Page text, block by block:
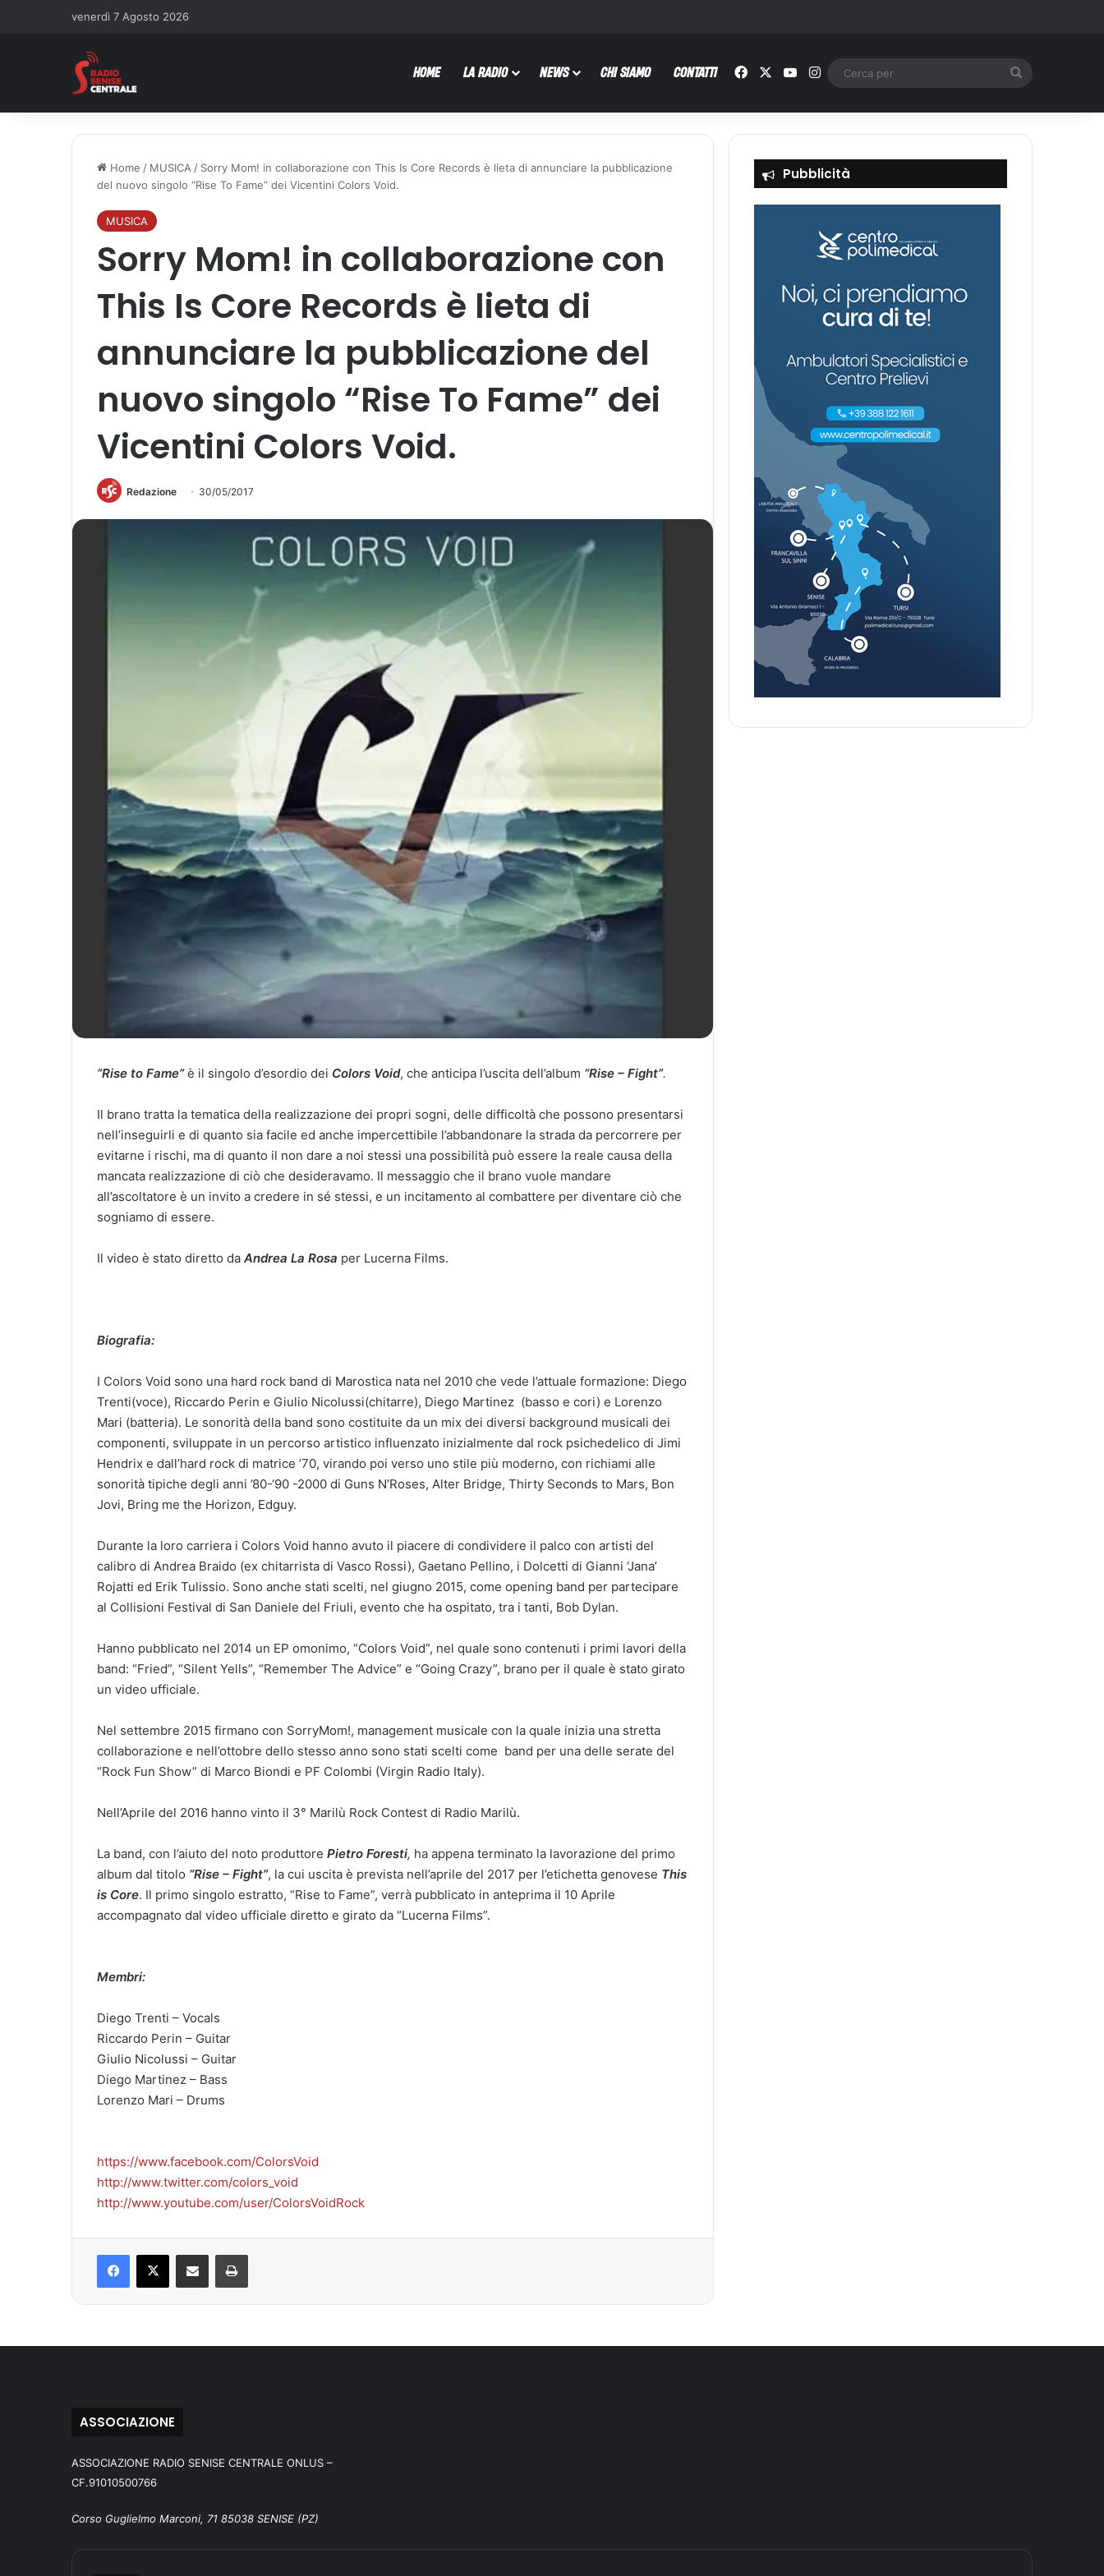
venerdì 7 Agosto 2026
HOME LA RADIO NEWS CHI SIAMO CONTATTI Facebook You TubeInstagram
Home / MUSICA / Sorry Mom! in collaborazione con This Is Core Records è lieta di annunciare la pubblicazione
del nuovo singolo “Rise To Fame” dei Vicentini Colors Void.
MUSICA
Sorry Mom! in collaborazione con
This Is Core Records è lieta di
annunciare la pubblicazione del
nuovo singolo “Rise To Fame” dei
Vicentini Colors Void.
Redazione 30/05/2017
“Rise to Fame”è il singolo d’esordio dei Colors Void, che anticipa l’uscita dell’album “Rise – Fight”.
Il brano tratta la tematica della realizzazione dei propri sogni, delle difficoltà che possono presentarsi
nell’inseguirli e di quanto sia facile ed anche impercettibile l’abbandonare la strada da percorrere per
evitarne i rischi, ma di quanto il non dare a noi stessi una possibilità può essere la reale causa della
mancata realizzazione di ciò che desideravamo. Il messaggio che il brano vuole mandare
all’ascoltatore è un invito a credere in sé stessi, e un incitamento al combattere per diventare ciò che
sogniamo di essere.
Il video è stato diretto da Andrea La Rosa per Lucerna Films.
Biografia:
I Colors Void sono una hard rock band di Marostica nata nel 2010 che vede l’attuale formazione: Diego
Trenti(voce), Riccardo Perin e Giulio Nicolussi(chitarre), Diego Martinez (basso e cori) e Lorenzo
Mari (batteria). Le sonorità della band sono costituite da un mix dei diversi background musicali dei
componenti, sviluppate in un percorso artistico influenzato inizialmente dal rock psichedelico di Jimi
Hendrix e dall’hard rock di matrice ’70, virando poi verso uno stile più moderno, con richiami alle
sonorità tipiche degli anni ’80-‘90 -2000 di Guns N’Roses, Alter Bridge, Thirty Seconds to Mars, Bon
Jovi, Bring me the Horizon, Edguy.
Durante la loro carriera i Colors Void hanno avuto il piacere di condividere il palco con artisti del
calibro di Andrea Braido (ex chitarrista di Vasco Rossi), Gaetano Pellino, i Dolcetti di Gianni ‘Jana’
Rojatti ed Erik Tulissio. Sono anche stati scelti, nel giugno 2015, come opening band per partecipare
al Collisioni Festival di San Daniele del Friuli, evento che ha ospitato, tra i tanti, Bob Dylan.
Hanno pubblicato nel 2014 un EP omonimo, “Colors Void”, nel quale sono contenuti i primi lavori della
band: “Fried”, “Silent Yells”, “Remember The Advice” e “Going Crazy”, brano per il quale è stato girato
un video ufficiale.
Nel settembre 2015 firmano con SorryMom!, management musicale con la quale inizia una stretta
collaborazione e nell’ottobre dello stesso anno sono stati scelti come band per una delle serate del
“Rock Fun Show” di Marco Biondi e PF Colombi (Virgin Radio Italy).
Nell’Aprile del 2016 hanno vinto il 3° Marilù Rock Contest di Radio Marilù.
La band, con l’aiuto del noto produttore Pietro Foresti, ha appena terminato la lavorazione del primo
album dal titolo “Rise – Fight”, la cui uscita è prevista nell’aprile del 2017 per l’etichetta genovese This
is Core. Il primo singolo estratto, “Rise to Fame”, verrà pubblicato in anteprima il 10 Aprile
accompagnato dal video ufficiale diretto e girato da “Lucerna Films”.
Membri:
Diego Trenti – Vocals
Riccardo Perin – Guitar
Giulio Nicolussi – Guitar
Diego Martinez – Bass
Lorenzo Mari – Drums
https://www.facebook.com/ColorsVoid
http://www.twitter.com/colors_void
http://www.youtube.com/user/ColorsVoidRock
Pubblicità
ASSOCIAZIONE
ASSOCIAZIONE RADIO SENISE CENTRALE ONLUS –
CF.91010500766
Corso Guglielmo Marconi, 71 85038 SENISE (PZ)